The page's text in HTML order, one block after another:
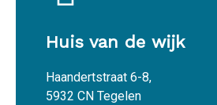
Huis van de wijk
Haandertstraat 6-8,
5932 CN Tegelen